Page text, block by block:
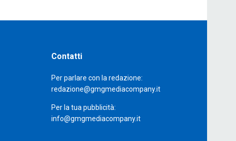
Contatti
Per parlare con la redazione:
redazione@gmgmediacompany.it
Per la tua pubblicità:
info@gmgmediacompany.it